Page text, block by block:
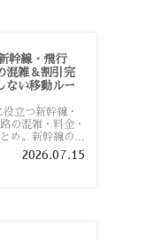
幹線・飛行
混雑＆割引完
ない移動ルー
立つ新幹線・
の混雑・料金・
め。新幹線の予
、飛行機を安く
速道路の休日割
2026.07.15